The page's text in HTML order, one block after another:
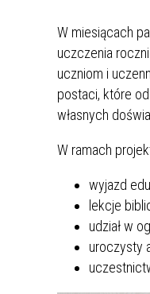
W miesiącach
uczczenia
uczniom i
postaci, które
własnych
W ramach
wyjazd
lekcje
udział w
uroczysty